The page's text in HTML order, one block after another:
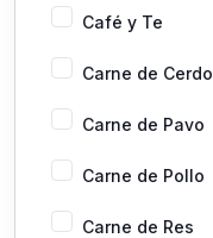
Café y Te
Carne de Cerdo
Carne de Pavo
Carne de Pollo
Carne de Res